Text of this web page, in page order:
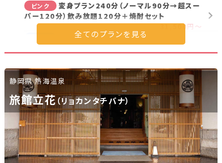
ピンク
変身プラン240分（ノーマル90分→超スー
パー120分）飲み放題120分＋焼酎セット
31,500円～
【二次会付！】ノーマルコンパニオンプラン
プラン詳細を見る
静岡県 熱海温泉
旅館立花（リョカンタチバナ）